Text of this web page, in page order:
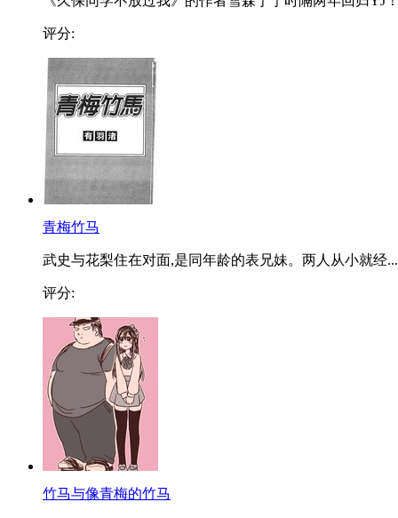
评分:
青梅竹马
武史与花梨住在对面,是同年龄的表兄妹。两人从小就经...
评分:
竹马与像青梅的竹马